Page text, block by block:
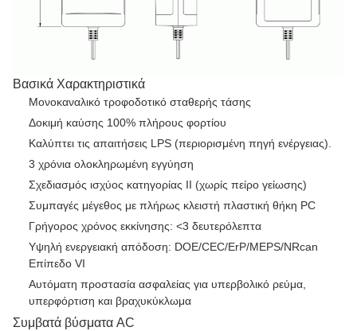
Βασικά Χαρακτηριστικά
Μονοκαναλικό τροφοδοτικό σταθερής τάσης
Δοκιμή καύσης 100% πλήρους φορτίου
Καλύπτει τις απαιτήσεις LPS (περιορισμένη πηγή ενέργειας).
3 χρόνια ολοκληρωμένη εγγύηση
Σχεδιασμός ισχύος κατηγορίας II (χωρίς πείρο γείωσης)
Συμπαγές μέγεθος με πλήρως κλειστή πλαστική θήκη PC
Γρήγορος χρόνος εκκίνησης: <3 δευτερόλεπτα
Υψηλή ενεργειακή απόδοση: DOE/CEC/ErP/MEPS/NRcan
Επίπεδο VI
Αυτόματη προστασία ασφαλείας για υπερβολικό ρεύμα,
υπερφόρτιση και βραχυκύκλωμα
Συμβατά βύσματα AC